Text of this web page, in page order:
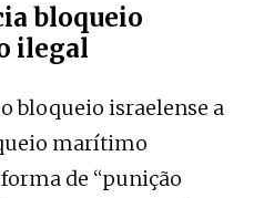
bloqueio
ilegal
bloqueio israelense a
marítimo
de “punição